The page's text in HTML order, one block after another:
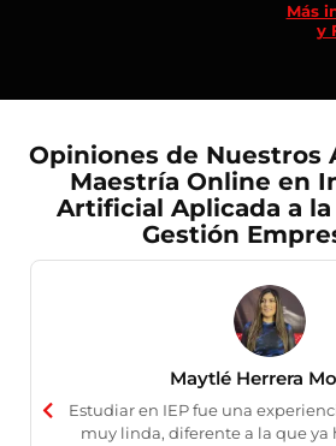
Más
y
Opiniones de Nuestros
Maestría Online en
Artificial Aplicada a
Gestión
Maytlé Herrera
Estudiar en IEP fue una
muy linda, diferente a la que ya